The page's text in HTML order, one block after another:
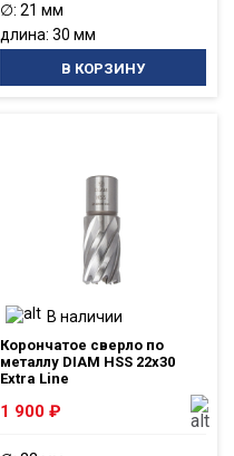
∅: 21 мм
длина: 30 мм
В КОРЗИНУ
В наличии
Корончатое сверло по
металлу DIAM HSS 22x30
Extra Line
1 900₽